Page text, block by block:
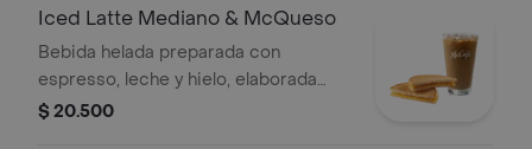
Iced Latte Mediano & McQueso
Bebida helada preparada con
espresso, leche y hielo, elaborada
con café 100 % colombiano,
$ 20.500